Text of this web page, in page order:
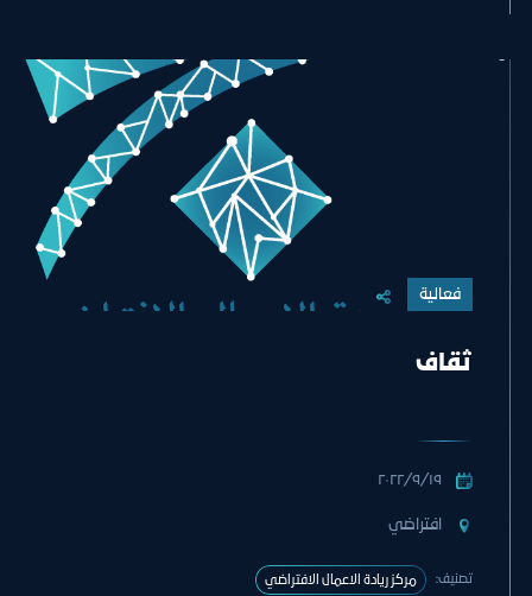
فعالية
ثقاف
١٩‏/٩‏/٢٠٢٢
افتراضي
تصنيف: مركز ريادة الاعمال الافتراضي